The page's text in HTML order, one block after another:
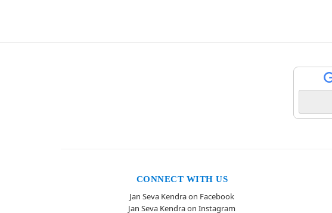
CONNECT WITH US
Jan Seva Kendra on Facebook
Jan Seva Kendra on Instagram